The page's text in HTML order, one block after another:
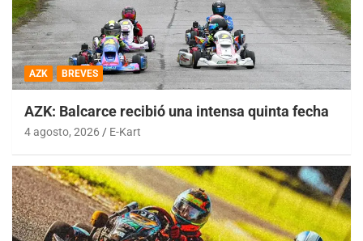
AZK BREVES
AZK: Balcarce recibió una intensa quinta fecha
4 agosto, 2026 E-Kart